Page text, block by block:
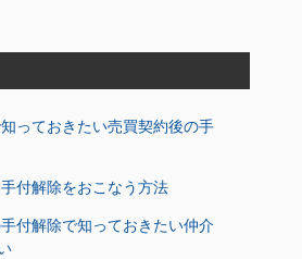
っておきたい売買契約後の手
付解除をおこなう方法
付解除で知っておきたい仲介